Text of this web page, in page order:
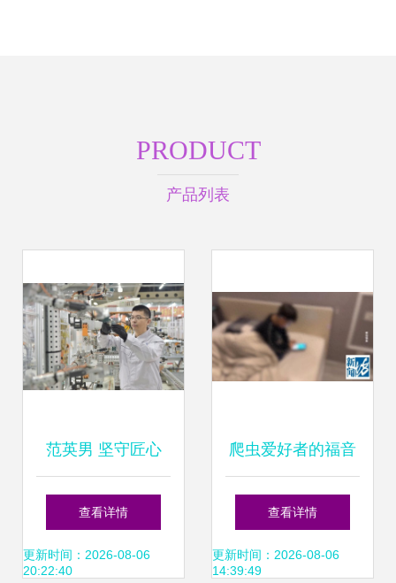
PRODUCT
产品列表
范英男 坚守匠心
的“吉林好人” 人工
智能应用软件开发
查看详情
更新时间：2026-08-06
20:22:40
爬虫爱好者的福音
SpiderBox——你
的逆向资源导航站
查看详情
更新时间：2026-08-06
14:39:49